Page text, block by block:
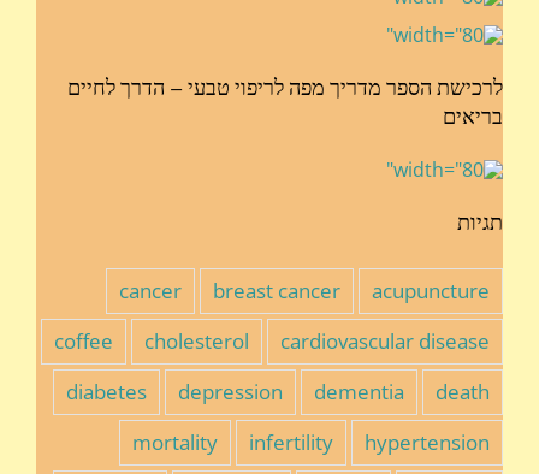
לרכישת הספר מדריך מפה לריפוי טבעי – הדרך לחיים
בריאים
תגיות
acupuncture
breast cancer
cancer
cardiovascular disease
cholesterol
coffee
death
dementia
depression
diabetes
hypertension
infertility
mortality